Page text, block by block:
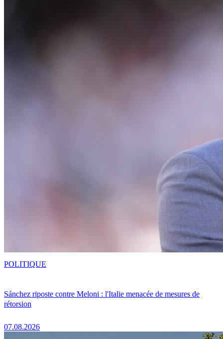
Sánchez riposte contre Meloni : l'Italie menacée de mesures de
rétorsion
07.08.2026
POLITIQUE